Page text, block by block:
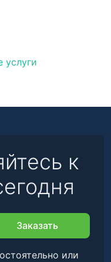
услуги
к
Заказать
или